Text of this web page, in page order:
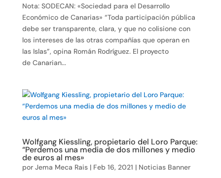
Nota: SODECAN: «Sociedad para el Desarrollo
Económico de Canarias» “Toda participación pública
debe ser transparente, clara, y que no colisione con
los intereses de las otras compañías que operan en
las Islas”, opina Román Rodríguez. El proyecto
de Canarian...
Wolfgang Kiessling, propietario del Loro Parque:
“Perdemos una media de dos millones y medio
de euros al mes»
por Jema Meca Rais| Feb 16, 2021 | Noticias Banner